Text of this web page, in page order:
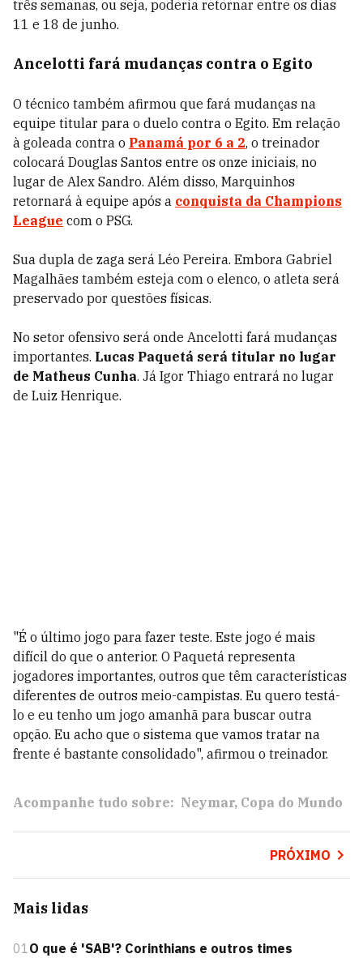
três semanas, ou seja, poderia retornar entre os dias
11 e 18 de junho.
Ancelotti fará mudanças contra o Egito
O técnico também afirmou que fará mudanças na
equipe titular para o duelo contra o Egito. Em relação
à goleada contra o Panamá por 6 a 2, o treinador
colocará Douglas Santos entre os onze iniciais, no
lugar de Alex Sandro. Além disso, Marquinhos
retornará à equipe após a conquista da Champions
League com o PSG.
Sua dupla de zaga será Léo Pereira. Embora Gabriel
Magalhães também esteja com o elenco, o atleta será
preservado por questões físicas.
No setor ofensivo será onde Ancelotti fará mudanças
importantes. Lucas Paquetá será titular no lugar
de Matheus Cunha. Já Igor Thiago entrará no lugar
de Luiz Henrique.
"É o último jogo para fazer teste. Este jogo é mais
difícil do que o anterior. O Paquetá representa
jogadores importantes, outros que têm características
diferentes de outros meio-campistas. Eu quero testá-
lo e eu tenho um jogo amanhã para buscar outra
opção. Eu acho que o sistema que vamos tratar na
frente é bastante consolidado", afirmou o treinador.
Acompanhe tudo sobre: Neymar Copa do Mundo
PRÓXIMO
Mais lidas
01O que é 'SAB'? Corinthians e outros times